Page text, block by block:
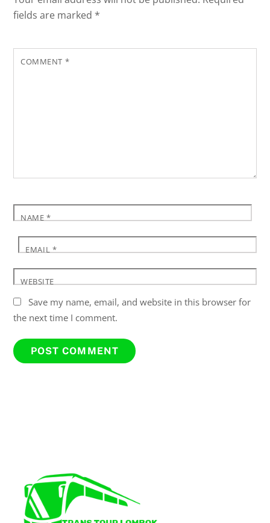
fields are marked *
COMMENT *
NAME *
EMAIL *
WEBSITE
Save my name, email, and website in this browser for
the next time I comment.